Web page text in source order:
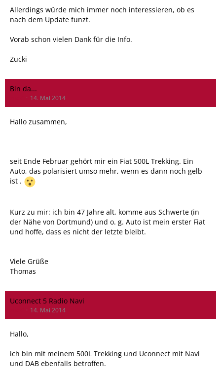
Allerdings würde mich immer noch interessieren, ob es
nach dem Update funzt.
Vorab schon vielen Dank für die Info.
Zucki
Bin da...
14. Mai 2014
Hallo zusammen,
seit Ende Februar gehört mir ein Fiat 500L Trekking. Ein
Auto, das polarisiert umso mehr, wenn es dann noch gelb
ist .
Kurz zu mir: ich bin 47 Jahre alt, komme aus Schwerte (in
der Nähe von Dortmund) und o. g. Auto ist mein erster Fiat
und hoffe, dass es nicht der letzte bleibt.
Viele Grüße
Thomas
Uconnect 5 Radio Navi
14. Mai 2014
Hallo,
ich bin mit meinem 500L Trekking und Uconnect mit Navi
und DAB ebenfalls betroffen.